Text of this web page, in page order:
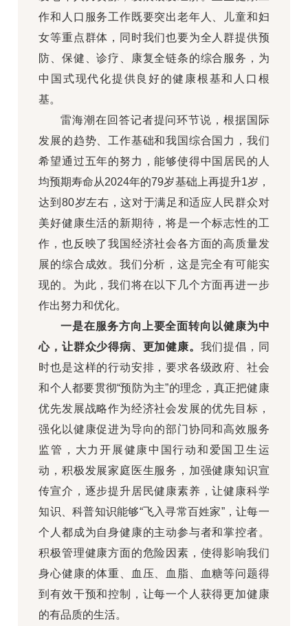
作和人口服务工作既要突出老年人、儿童和妇
女等重点群体，同时我们也要为全人群提供预
防、保健、诊疗、康复全链条的综合服务，为
中国式现代化提供良好的健康根基和人口根
基。
雷海潮在回答记者提问环节说，根据国际
发展的趋势、工作基础和我国综合国力，我们
希望通过五年的努力，能够使得中国居民的人
均预期寿命从2024年的79岁基础上再提升1岁，
达到80岁左右，这对于满足和适应人民群众对
美好健康生活的新期待，将是一个标志性的工
作，也反映了我国经济社会各方面的高质量发
展的综合成效。我们分析，这是完全有可能实
现的。为此，我们将在以下几个方面再进一步
作出努力和优化。
一是在服务方向上要全面转向以健康为中
心，让群众少得病、更加健康。 我们提倡，同
时也是这样的行动安排，要求各级政府、社会
和个人都要贯彻“预防为主”的理念，真正把健康
优先发展战略作为经济社会发展的优先目标，
强化以健康促进为导向的部门协同和高效服务
监管，大力开展健康中国行动和爱国卫生运
动，积极发展家庭医生服务，加强健康知识宣
传宣介，逐步提升居民健康素养，让健康科学
知识、科普知识能够“飞入寻常百姓家”，让每一
个人都成为自身健康的主动参与者和掌控者。
积极管理健康方面的危险因素，使得影响我们
身心健康的体重、血压、血脂、血糖等问题得
到有效干预和控制，让每一个人获得更加健康
的有品质的生活。